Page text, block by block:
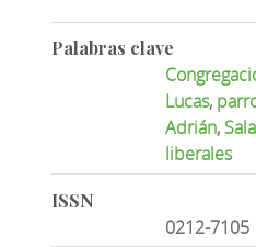
Palabras clave
Lucas,
Adrián,
liberales
ISSN
0212-7105